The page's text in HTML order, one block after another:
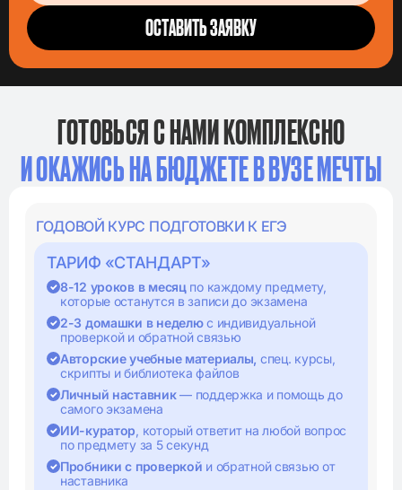
ГОТОВЬСЯ С НАМИ КОМПЛЕКСНО
И ОКАЖИСЬ НА БЮДЖЕТЕ В ВУЗЕ МЕЧТЫ
ГОДОВОЙ КУРС ПОДГОТОВКИ К ЕГЭ
ТАРИФ «СТАНДАРТ»
8-12 уроков в месяцпо каждому предмету,
которые останутся в записи до экзамена
2-3 домашки в неделюс индивидуальной
проверкой и обратной связью
Авторские учебные материалы, спец. курсы,
скрипты и библиотека файлов
Личный наставник— поддержка и помощь до
самого экзамена
ИИ-куратор , который ответит на любой вопрос
по предмету за 5 секунд
Пробники с проверкой и обратной связью от
наставника